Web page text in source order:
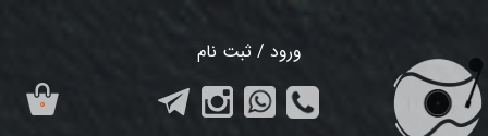
ورود / ثبت نام
تغییر گذر واژه
۰